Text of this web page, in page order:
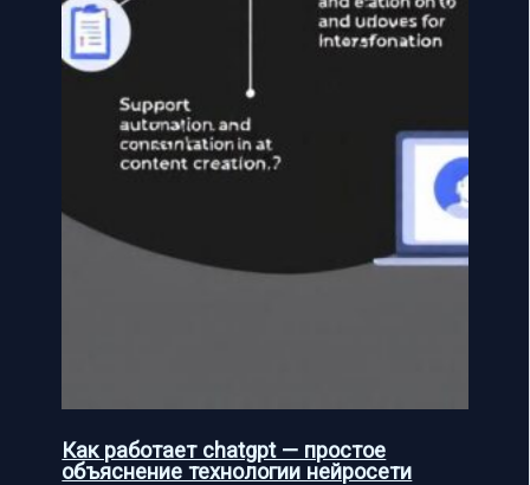
Как работает chatgpt — простое
объяснение технологии нейросети